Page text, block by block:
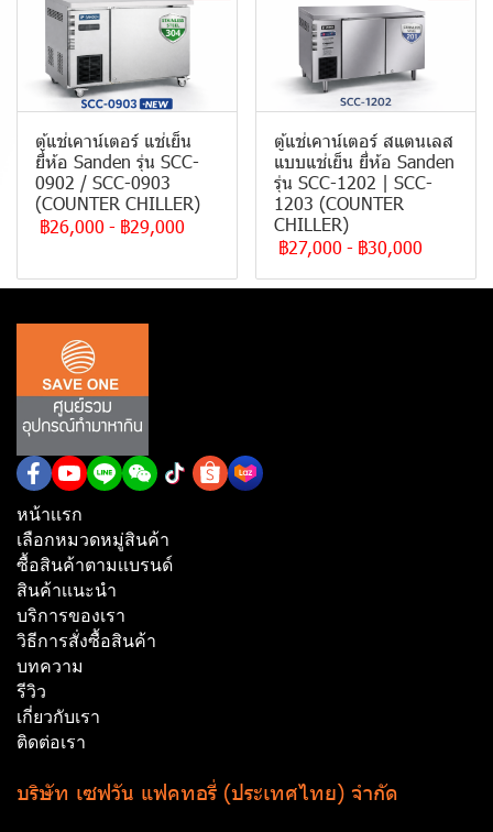
ตู้แช่เคาน์เตอร์ แช่เย็น
ยี่ห้อ Sanden รุ่น SCC-
0902 / SCC-0903
(COUNTER CHILLER)
฿26,000 - ฿29,000
ตู้แช่เคาน์เตอร์ สแตนเลส
แบบแช่เย็น ยี่ห้อ Sanden
รุ่น SCC-1202 | SCC-
1203 (COUNTER
CHILLER)
฿27,000 - ฿30,000
หน้าเเรก
เลือกหมวดหมู่สินค้า
ซื้อสินค้าตามเเบรนด์
สินค้าเเนะนำ
บริการของเรา
วิธีการสั่งซื้อสินค้า
บทความ
รีวิว
เกี่ยวกับเรา
ติดต่อเรา
บริษัท เซฟวัน แฟคทอรี่ (ประเทศไทย) จำกัด